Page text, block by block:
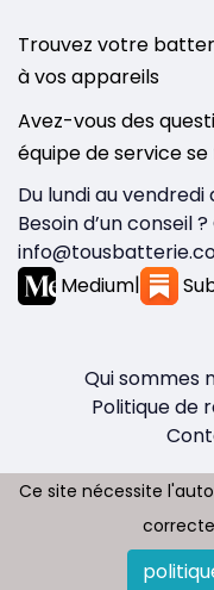
Trouvez votre
à vos appareils
Avez-vous des
équipe de service
Du lundi au vendredi
Besoin d’un conseil
Medium|
Qui sommes
Politique de
Copyright ©
Ce site nécessite
Ce site nécessite